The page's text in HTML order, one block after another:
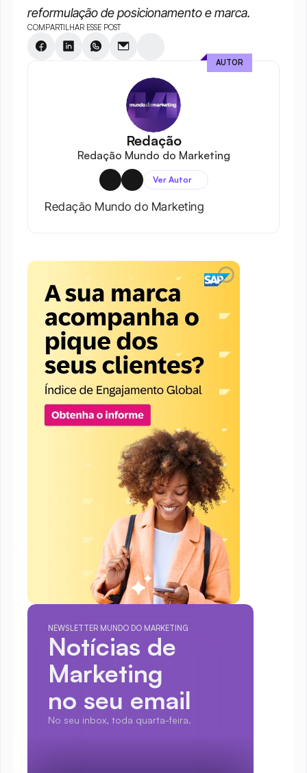
reformulação de posicionamento e marca.
COMPARTILHAR ESSE POST
Redação
Redação Mundo do Marketing
Ver Autor
Redação Mundo do Marketing
AUTOR
NEWSLETTER MUNDO DO MARKETING
Notícias de
Marketing
no seu email
No seu inbox, toda quarta-feira.